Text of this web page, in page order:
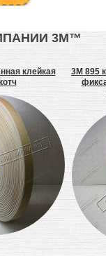
3М™
клейкая
3M 895